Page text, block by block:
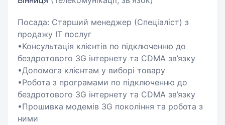
Посада: Старший менеджер (Спеціаліст) з
продажу IT послуг
•Консультація клієнтів по підключенню до
бездротового 3G інтернету та CDMA зв’язку
•Допомога клієнтам у виборі товару
•Робота з програмами по підключенню до
бездротового 3G інтернету та CDMA зв’язку
•Прошивка модемів 3G покоління та робота з
ними